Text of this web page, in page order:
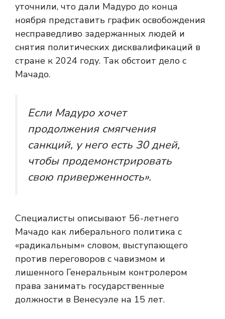
уточнили, что дали Мадуро до конца
ноября представить график освобождения
несправедливо задержанных людей и
снятия политических дисквалификаций в
стране к 2024 году. Так обстоит дело с
Мачадо.
Если Мадуро хочет
продолжения смягчения
санкций, у него есть 30 дней,
чтобы продемонстрировать
свою приверженность».
Специалисты описывают 56-летнего
Мачадо как либерального политика с
«радикальным» словом, выступающего
против переговоров с чавизмом и
лишенного Генеральным контролером
права занимать государственные
должности в Венесуэле на 15 лет.